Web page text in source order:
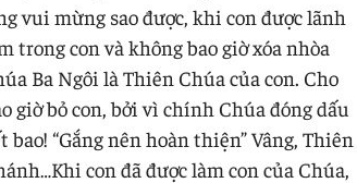
vui mừng sao được, khi con được lãnh
trong con và không bao giờ xóa nhòa
Ba Ngôi là Thiên Chúa của con. Cho
giờ bỏ con, bởi vì chính Chúa đóng dấu
“Gắng nên hoàn thiện” Vâng, Thiên
con đã được làm con của Chúa,